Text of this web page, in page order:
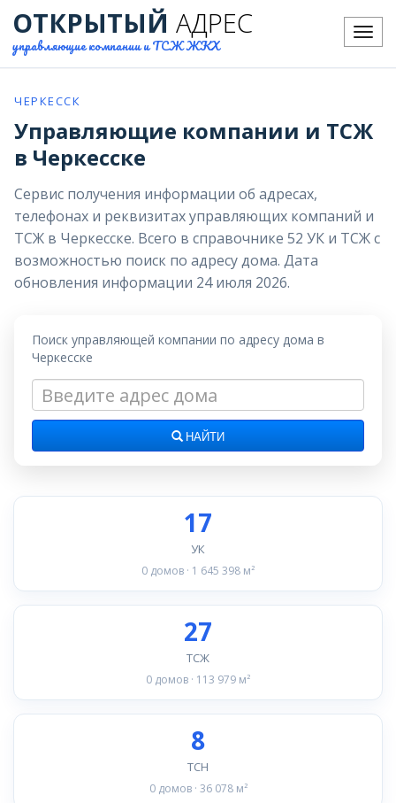
Меню
ОТКРЫТЫЙ АДРЕС
управляющие компании и ТСЖ ЖКХ
ЧЕРКЕССК
Управляющие компании и ТСЖ
в Черкесске
Сервис получения информации об адресах,
телефонах и реквизитах управляющих компаний и
ТСЖ в Черкесске. Всего в справочнике 52 УК и ТСЖ с
возможностью поиск по адресу дома. Дата
обновления информации 24 июля 2026.
Поиск управляющей компании по адресу дома в
Черкесске
НАЙТИ
17
УК
0 домов · 1 645 398 м²
27
ТСЖ
0 домов · 113 979 м²
8
ТСН
0 домов · 36 078 м²